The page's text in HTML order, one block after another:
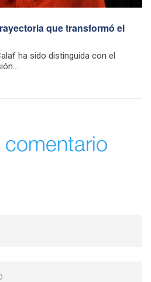
que transformó el
ha sido distinguida con el
comentario